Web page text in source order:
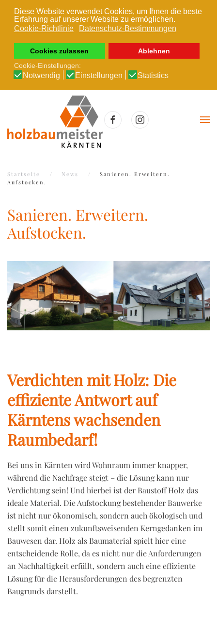
Diese Website verwendet Cookies, um Ihnen die beste
Erfahrung auf unserer Website zu ermöglichen.
Cookie-Richtlinie
Datenschutz-Bestimmungen
Cookies zulassen
Ablehnen
Cookie-Einstellungen:
Notwendig Einstellungen Statistics
Zum Hauptinhalt springen
Startseite News
Sanieren. Erweitern.
Aufstocken.
Sanieren. Erweitern.
Aufstocken.
Verdichten mit Holz: Die
effiziente Antwort auf
Kärntens wachsenden
Raumbedarf!
Bei uns in Kärnten wird Wohnraum immer knapper,
während die Nachfrage steigt – die Lösung kann nur
Verdichtung sein! Und hierbei ist der Baustoff Holz das
ideale Material. Die Aufstockung bestehender Bauwerke
ist nicht nur ökonomisch, sondern auch ökologisch und
stellt somit einen zukunftsweisenden Kerngedanken im
Bauwesen dar. Holz als Baumaterial spielt hier eine
entscheidende Rolle, da es nicht nur die Anforderungen
an Nachhaltigkeit erfüllt, sondern auch eine effiziente
Lösung für die Herausforderungen des begrenzten
Baugrunds darstellt.